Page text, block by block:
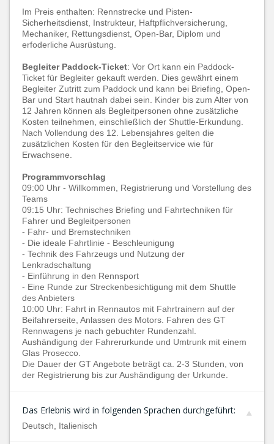
Im Preis enthalten: Rennstrecke und Pisten-
Sicherheitsdienst, Instrukteur, Haftpflichversicherung,
Mechaniker, Rettungsdienst, Open-Bar, Diplom und
erfoderliche Ausrüstung.
Begleiter Paddock-Ticket: Vor Ort kann ein Paddock-
Ticket für Begleiter gekauft werden. Dies gewährt einem
Begleiter Zutritt zum Paddock und kann bei Briefing, Open-
Bar und Start hautnah dabei sein. Kinder bis zum Alter von
12 Jahren können als Begleitpersonen ohne zusätzliche
Kosten teilnehmen, einschließlich der Shuttle-Erkundung.
Nach Vollendung des 12. Lebensjahres gelten die
zusätzlichen Kosten für den Begleitservice wie für
Erwachsene.
Programmvorschlag
09:00 Uhr - Willkommen, Registrierung und Vorstellung des
Teams
09:15 Uhr: Technisches Briefing und Fahrtechniken für
Fahrer und Begleitpersonen
- Fahr- und Bremstechniken
- Die ideale Fahrtlinie - Beschleunigung
- Technik des Fahrzeugs und Nutzung der
Lenkradschaltung
- Einführung in den Rennsport
- Eine Runde zur Streckenbesichtigung mit dem Shuttle
des Anbieters
10:00 Uhr: Fahrt in Rennautos mit Fahrtrainern auf der
Beifahrerseite, Anlassen des Motors. Fahren des GT
Rennwagens je nach gebuchter Rundenzahl.
Aushändigung der Fahrerurkunde und Umtrunk mit einem
Glas Prosecco.
Die Dauer der GT Angebote beträgt ca. 2-3 Stunden, von
der Registrierung bis zur Aushändigung der Urkunde.
Das Erlebnis wird in folgenden Sprachen durchgeführt:
Deutsch, Italienisch